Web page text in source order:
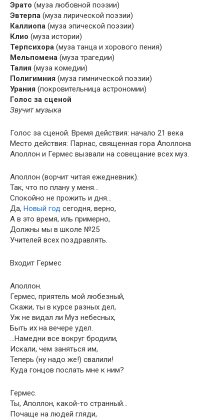
Эрато (муза любовной поэзии)
Эвтерпа (муза лирической поэзии)
Каллиопа (муза эпической поэзии)
Клио (муза истории)
Терпсихора (муза танца и хорового пения)
Мельпомена (муза трагедии)
Талия (муза комедии)
Полигимния (муза гимнической поэзии)
Урания (покровительница астрономии)
Голос за сценой
Звучит музыка
Голос за сценой. Время действия: начало 21 века
Место действия: Парнас, священная гора Аполлона
Аполлон и Гермес вызвали на совещание всех муз.
Аполлон (ворчит читая ежедневник).
Так, что по плану у меня…
Спокойно не прожить и дня…
Да, Новый год сегодня, верно,
А в это время, иль примерно,
Должны мы в школе №25
Учителей всех поздравлять.
Входит Гермес
Аполлон.
Гермес, приятель мой любезный,
Скажи, ты в курсе разных дел,
Уж не видал ли Муз небесных,
Быть их на вечере удел.
…Намедни все вокруг бродили,
Искали, чем заняться им,
Теперь (ну надо же!) свалили!
Куда гонцов послать мне к ним?
Гермес.
Ты, Аполлон, какой-то странный…
Почаще на людей гляди,